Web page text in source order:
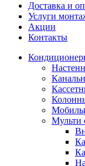
Доставка и
Услуги
Акции
Контакты
Мульти